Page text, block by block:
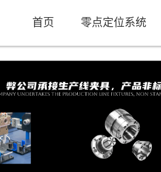
首页 零点定位系统